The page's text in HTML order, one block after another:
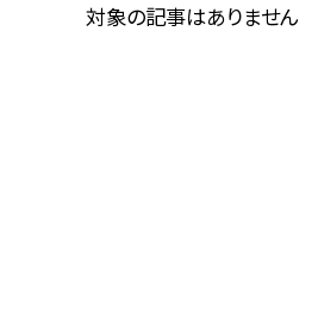
対象の記事はありません